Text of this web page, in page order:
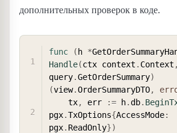
дополнительных проверок в коде.
func ( h *
Handle(ctx context . Context ,
query.GetOrderSummary)
(view.OrderSummaryDTO,
    tx
, err := h.db.
pgx.TxOptions{AccessMode:
pgx. ReadOnly})